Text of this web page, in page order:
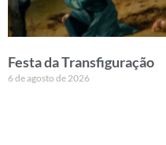
Festa da Transfiguração
6 de agosto de 2026